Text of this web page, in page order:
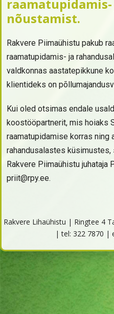
nõustamist.
Rakvere Piimaühistu pakub
raamatupidamis- ja
valdkonnas aastatepikkune
klientideks on
Kui oled otsimas endale
koostööpartnerit, mis hoiaks
raamatupidamise korras ning
rahandusalastes
Rakvere Piimaühistu
priit@rpy.ee.
Rakvere Lihaühistu | Ringtee 4
| tel: 322 7870 |